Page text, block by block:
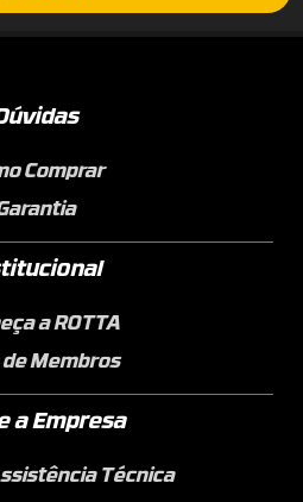
Comprar
a ROTTA
Membros
a Empresa
Técnica